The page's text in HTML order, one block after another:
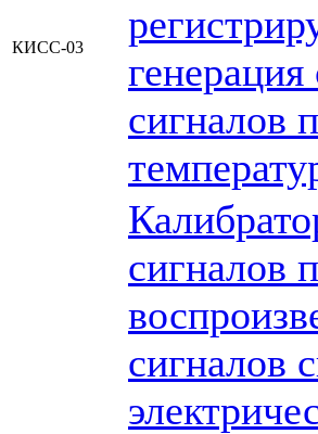
КИСС-03
сигналов
сигналов
сигналов